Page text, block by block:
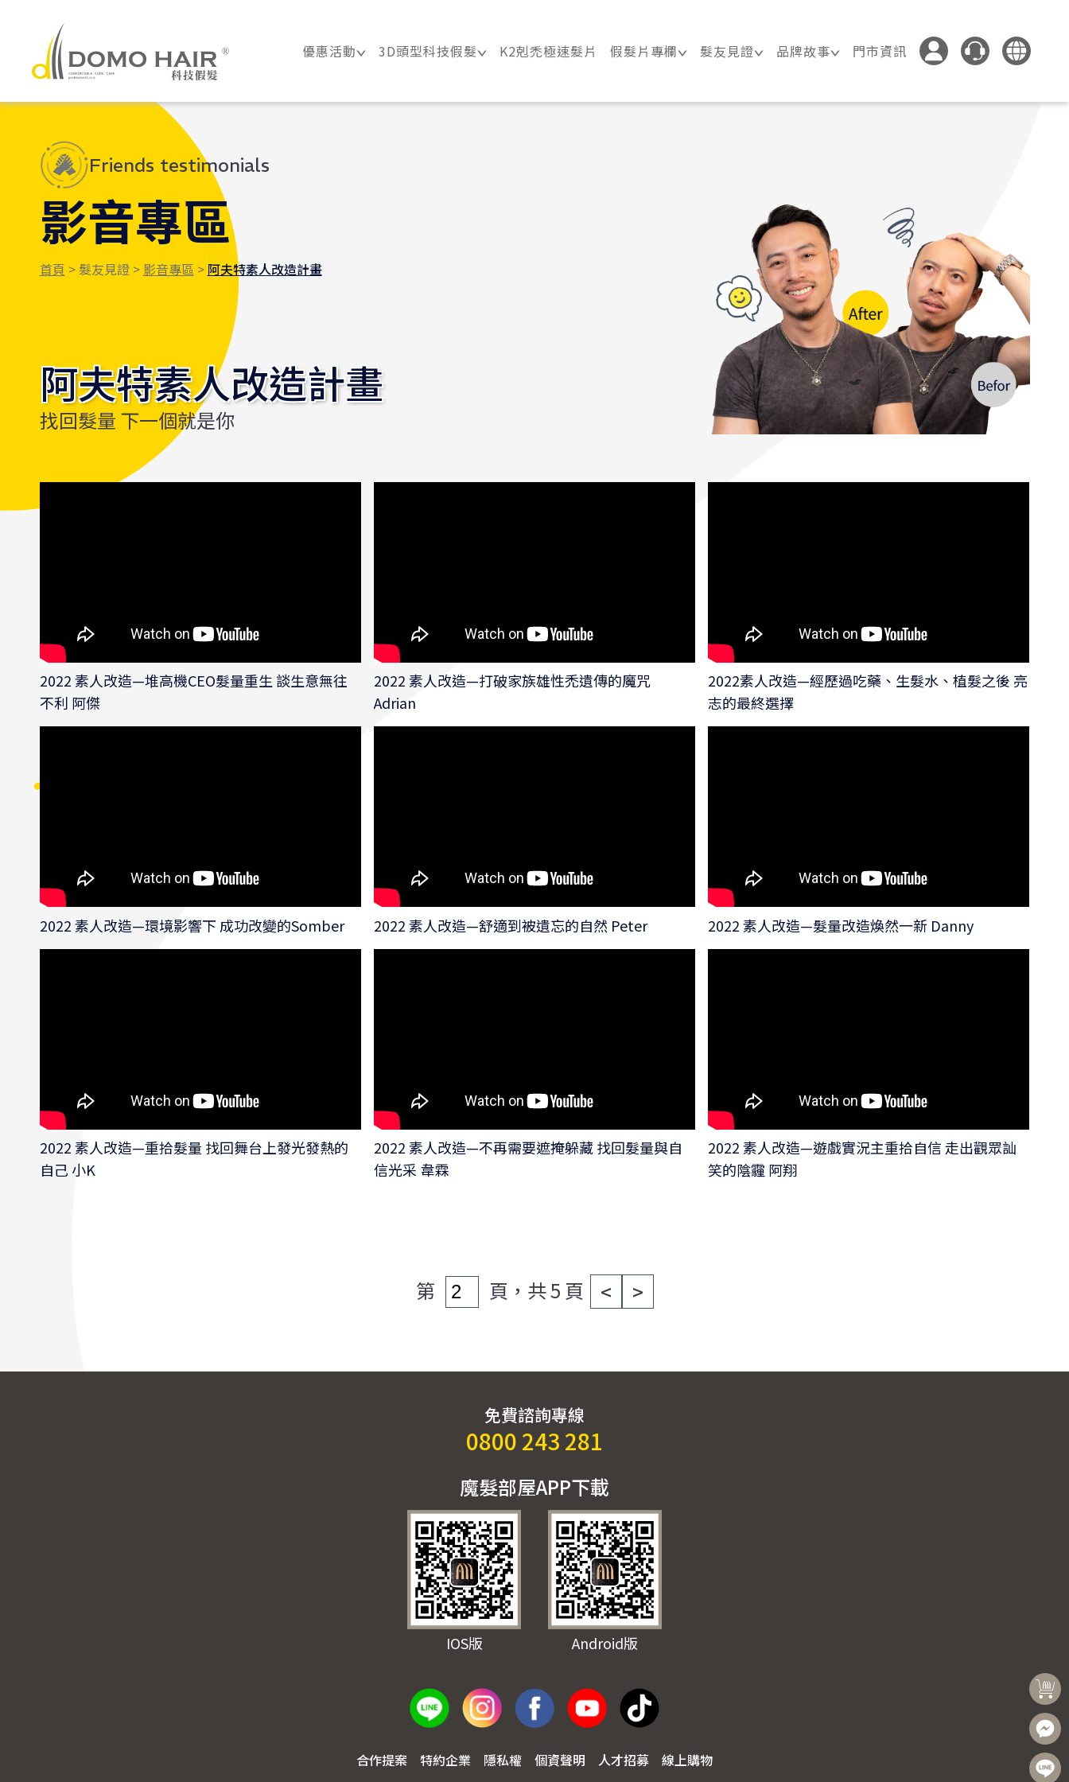
優惠活動
3D頭型科技假髮 K2剋禿極速髮片 假髮片專欄 髮友見證 品牌故事 門市資訊
Friends testimonials
影音專區
首頁 > 髮友見證 > 影音專區> 阿夫特素人改造計畫
阿夫特素人改造計畫
找回髮量 下一個就是你
2022 素人改造—堆高機CEO髮量重生 談生意無往
不利 阿傑
2022 素人改造—打破家族雄性禿遺傳的魔咒
Adrian
2022素人改造—經歷過吃藥、生髮水、植髮之後 亮
志的最終選擇
2022 素人改造—環境影響下 成功改變的Somber 2022 素人改造—舒適到被遺忘的自然 Peter 2022 素人改造—髮量改造煥然一新 Danny
2022 素人改造—重拾髮量 找回舞台上發光發熱的
自己 小K
2022 素人改造—不再需要遮掩躲藏 找回髮量與自
信光采 韋霖
2022 素人改造—遊戲實況主重拾自信 走出觀眾訕
笑的陰霾 阿翔
第 頁，共 5 頁 < >
免費諮詢專線
0800 243 281
魔髮部屋APP下載
IOS版 Android版
合作提案 特約企業 隱私權 個資聲明 人才招募 線上購物